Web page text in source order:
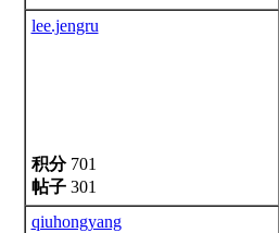
lee.jengru
积分701
帖子301
qiuhongyang